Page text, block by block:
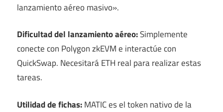
lanzamiento aéreo masivo».
Dificultad del lanzamiento aéreo:Simplemente
conecte con Polygon zkEVM e interactúe con
QuickSwap. Necesitará ETH real para realizar estas
tareas.
Utilidad de fichas:MATIC es el token nativo de la